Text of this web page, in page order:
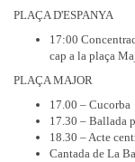
PLAÇA D'ESPANYA
17:00
cap a la plaça
PLAÇA MAJOR
17.00 – Cucorba
17.30 – Ballada
18.30 – Acte
Cantada de La